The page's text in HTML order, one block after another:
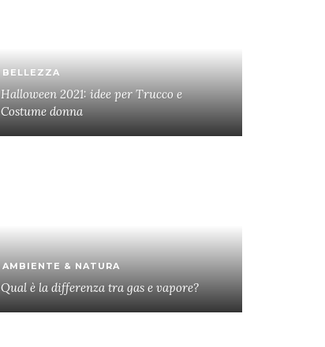
BELLEZZA
Halloween 2021: idee per Trucco e
Costume donna
AMBIENTE & NATURA
Qual è la differenza tra gas e vapore?